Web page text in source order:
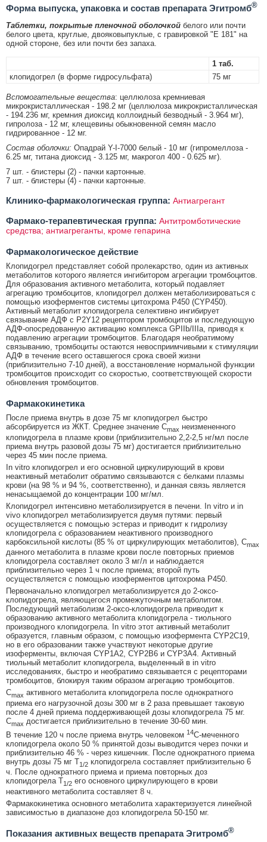
Форма выпуска, упаковка и состав препарата Эгитромб®
Таблетки, покрытые пленочной оболочкой белого или почти
белого цвета, круглые, двояковыпуклые, с гравировкой "E 181" на
одной стороне, без или почти без запаха.
1 таб.
клопидогрел (в форме гидросульфата)
75 мг
Вспомогательные вещества: целлюлоза кремниевая
микрокристаллическая - 198.2 мг (целлюлоза микрокристаллическая
- 194.236 мг, кремния диоксид коллоидный безводный - 3.964 мг),
гипролоза - 12 мг, клещевины обыкновенной семян масло
гидрированное - 12 мг.
Состав оболочки: Опадрай Y-I-7000 белый - 10 мг (гипромеллоза -
6.25 мг, титана диоксид - 3.125 мг, макрогол 400 - 0.625 мг).
7 шт. - блистеры (2) - пачки картонные.
7 шт. - блистеры (4) - пачки картонные.
Клинико-фармакологическая группа: Антиагрегант
Фармако-терапевтическая группа: Антитромботические
средства; антиагреганты, кроме гепарина
Фармакологическое действие
Клопидогрел представляет собой пролекарство, один из активных
метаболитов которого является ингибитором агрегации тромбоцитов.
Для образования активного метаболита, который подавляет
агрегацию тромбоцитов, клопидогрел должен метаболизироваться с
помощью изоферментов системы цитохрома Р450 (CYP450).
Активный метаболит клопидогрела селективно ингибирует
связывание АДФ с P2Y12 рецептором тромбоцитов и последующую
АДФ-опосредованную активацию комплекса GPIIb/IIIa, приводя к
подавлению агрегации тромбоцитов. Благодаря необратимому
связыванию, тромбоциты остаются невосприимчивыми к стимуляции
АДФ в течение всего оставшегося срока своей жизни
(приблизительно 7-10 дней), а восстановление нормальной функции
тромбоцитов происходит со скоростью, соответствующей скорости
обновления тромбоцитов.
Фармакокинетика
После приема внутрь в дозе 75 мг клопидогрел быстро
абсорбируется из ЖКТ. Среднее значение Сmax неизмененного
клопидогрела в плазме крови (приблизительно 2,2-2,5 нг/мл после
приема внутрь разовой дозы 75 мг) достигается приблизительно
через 45 мин после приема.
In vitro клопидогрел и его основной циркулирующий в крови
неактивный метаболит обратимо связываются с белками плазмы
крови (на 98 % и 94 %, соответственно), и данная связь является
ненасыщаемой до концентрации 100 мг/мл.
Клопидогрел интенсивно метаболизируется в печени. In vitro и in
vivo клопидогрел метаболизируется двумя путями: первый
осуществляется с помощью эстераз и приводит к гидролизу
клопидогрела с образованием неактивного производного
карбоксильной кислоты (85 % от циркулирующих метаболитов), Cmax
данного метаболита в плазме крови после повторных приемов
клопидогрела составляет около 3 мг/л и наблюдается
приблизительно через 1 ч после приема; второй путь
осуществляется с помощью изоферментов цитохрома Р450.
Первоначально клопидогрел метаболизируется до 2-оксо-
клопидогрела, являющегося промежуточным метаболитом.
Последующий метаболизм 2-оксо-клопидогрела приводит к
образованию активного метаболита клопидогрела - тиольного
производного клопидогрела. In vitro этот активный метаболит
образуется, главным образом, с помощью изофермента CYP2C19,
но в его образовании также участвуют некоторые другие
изоферменты, включая CYP1A2, CYP2B6 и CYP3A4. Активный
тиольный метаболит клопидогрела, выделенный в in vitro
исследованиях, быстро и необратимо связывается с рецепторами
тромбоцитов, блокируя таким образом агрегацию тромбоцитов.
Сmax активного метаболита клопидогрела после однократного
приема его нагрузочной дозы 300 мг в 2 раза превышает таковую
после 4 дней приема поддерживающей дозы клопидогрела 75 мг.
Сmax достигается приблизительно в течение 30-60 мин.
В течение 120 ч после приема внутрь человеком 14C-меченного
клопидогрела около 50 % принятой дозы выводится через почки и
приблизительно 46 % - через кишечник. После однократного приема
внутрь дозы 75 мг Т1/2 клопидогрела составляет приблизительно 6
ч. После однократного приема и приема повторных доз
клопидогрела Т1/2 его основного циркулирующего в крови
неактивного метаболита составляет 8 ч.
Фармакокинетика основного метаболита характеризуется линейной
зависимостью в диапазоне доз клопидогрела 50-150 мг.
Показания активных веществ препарата Эгитромб®